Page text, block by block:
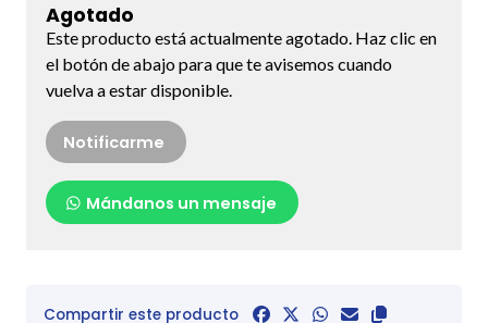
Agotado
Este producto está actualmente agotado. Haz clic en
el botón de abajo para que te avisemos cuando
vuelva a estar disponible.
Notificarme
Mándanos un mensaje
Compartir este producto